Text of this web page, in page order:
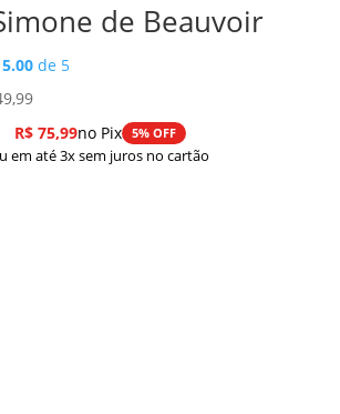
de Beauvoir
5.00 de 5
Faixa
de
preço:
R$75,99no Pix 5% OFF
em até 3x sem juros no cartão